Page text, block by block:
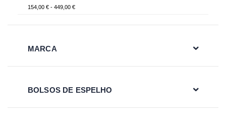
154,00 € - 449,00 €
MARCA
BOLSOS DE ESPELHO